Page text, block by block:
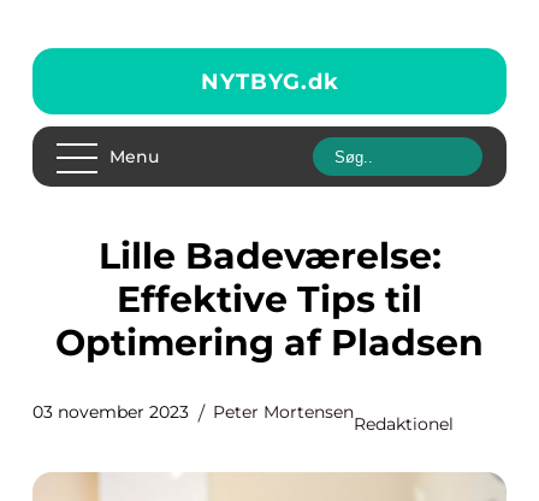
NYTBYG.dk
Menu
Lille Badeværelse:
Effektive Tips til
Optimering af Pladsen
03 november 2023 Peter Mortensen
Redaktionel